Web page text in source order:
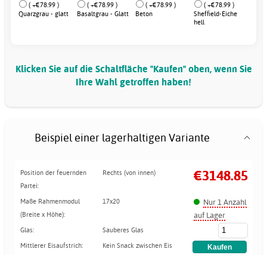
( +€78.99 )
Quarzgrau - glatt
( +€78.99 )
Basaltgrau - Glatt
( +€78.99 )
Beton
( +€78.99 )
Sheffield-Eiche
hell
Klicken Sie auf die Schaltfläche "Kaufen" oben, wenn Sie
Ihre Wahl getroffen haben!
Beispiel einer lagerhaltigen Variante
Position der feuernden
Partei:
Rechts (von innen)
Maße Rahmenmodul
(Breite x Höhe):
17x20
Glas:
Sauberes Glas
Mittlerer Eisaufstrich:
Kein Snack zwischen Eis
€3148.85
Nur 1 Anzahl
auf Lager